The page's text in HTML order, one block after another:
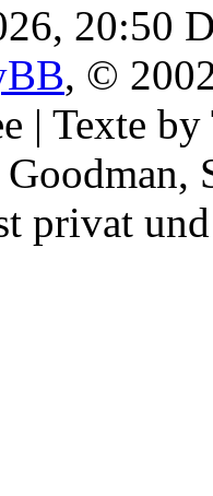
20:50
, ©
| Texte
privat